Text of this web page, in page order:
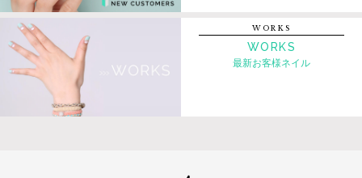
WORKS
WORKS
最新お客様ネイル